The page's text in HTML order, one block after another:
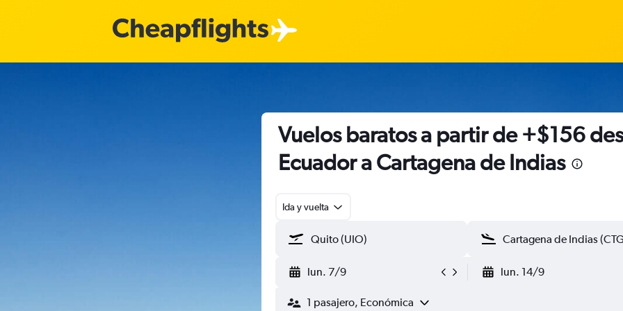
Vuelos baratos a partir de +$156
Ecuador a Cartagena de Indias
Ida y vuelta
lun. 7/9 lun. 14/9
1 pasajero, Económica